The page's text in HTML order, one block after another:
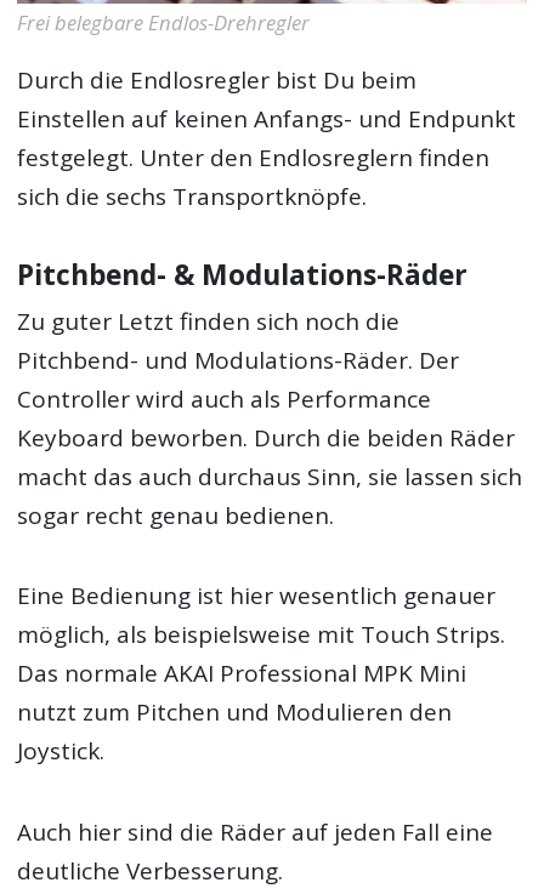
Frei belegbare Endlos-Drehregler
Durch die Endlosregler bist Du beim
Einstellen auf keinen Anfangs- und Endpunkt
festgelegt. Unter den Endlosreglern finden
sich die sechs Transportknöpfe.
Pitchbend- & Modulations-Räder
Zu guter Letzt finden sich noch die
Pitchbend- und Modulations-Räder. Der
Controller wird auch als Performance
Keyboard beworben. Durch die beiden Räder
macht das auch durchaus Sinn, sie lassen sich
sogar recht genau bedienen.
Eine Bedienung ist hier wesentlich genauer
möglich, als beispielsweise mit Touch Strips.
Das normale AKAI Professional MPK Mini
nutzt zum Pitchen und Modulieren den
Joystick.
Auch hier sind die Räder auf jeden Fall eine
deutliche Verbesserung.